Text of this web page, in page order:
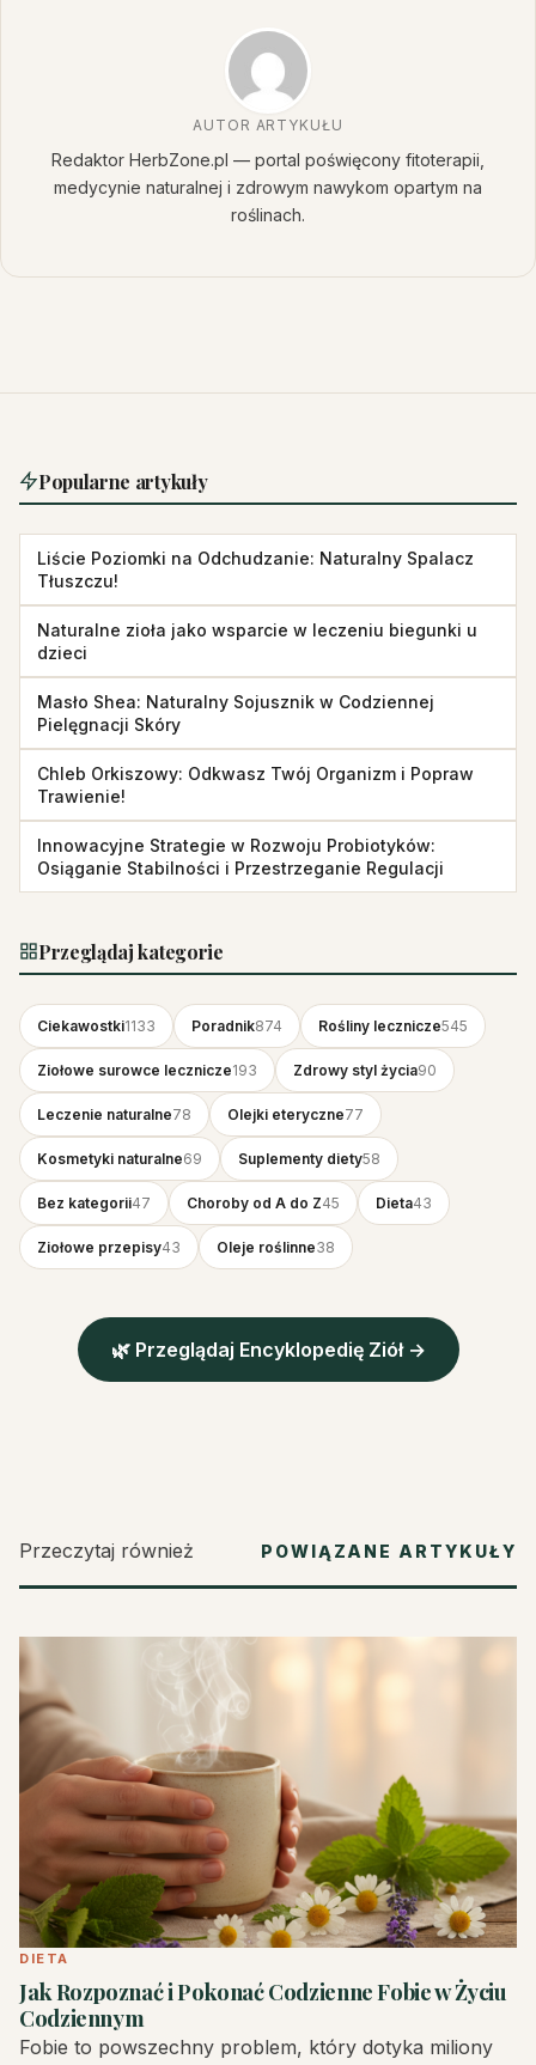
AUTOR ARTYKUŁU
Redaktor HerbZone.pl — portal poświęcony fitoterapii,
medycynie naturalnej i zdrowym nawykom opartym na
roślinach.
Popularne artykuły
Liście Poziomki na Odchudzanie: Naturalny Spalacz
Tłuszczu!
Naturalne zioła jako wsparcie w leczeniu biegunki u
dzieci
Masło Shea: Naturalny Sojusznik w Codziennej
Pielęgnacji Skóry
Chleb Orkiszowy: Odkwasz Twój Organizm i Popraw
Trawienie!
Innowacyjne Strategie w Rozwoju Probiotyków:
Osiąganie Stabilności i Przestrzeganie Regulacji
Przeglądaj kategorie
Ciekawostki1133 Poradnik874 Rośliny lecznicze545
Ziołowe surowce lecznicze193 Zdrowy styl życia90
Leczenie naturalne78 Olejki eteryczne77
Kosmetyki naturalne69 Suplementy diety58
Bez kategorii47 Choroby od A do Z45 Dieta43
Ziołowe przepisy43 Oleje roślinne38
🌿 Przeglądaj Encyklopedię Ziół →
Przeczytaj również POWIĄZANE ARTYKUŁY
DIETA
Jak Rozpoznać i Pokonać Codzienne Fobie w Życiu
Codziennym
Fobie to powszechny problem, który dotyka miliony